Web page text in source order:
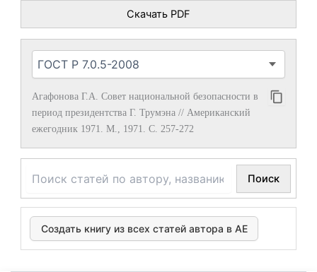
Скачать PDF
Агафонова Г.А. Совет национальной безопасности в
период президентства Г. Трумэна // Американский
ежегодник 1971. М., 1971. С. 257-272
Поиск
Создать книгу из всех статей автора в АЕ